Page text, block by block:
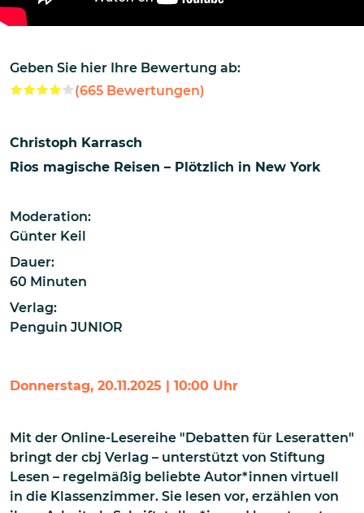
Geben Sie hier Ihre Bewertung ab:
(665 Bewertungen)
Christoph Karrasch
Rios magische Reisen – Plötzlich in New York
Moderation:
Günter Keil
Dauer:
60 Minuten
Verlag:
Penguin JUNIOR
Donnerstag, 20.11.2025 | 10:00 Uhr
Mit der Online-Lesereihe "Debatten für Leseratten"
bringt der cbj Verlag – unterstützt von Stiftung
Lesen – regelmäßig beliebte Autor*innen virtuell
in die Klassenzimmer. Sie lesen vor, erzählen von